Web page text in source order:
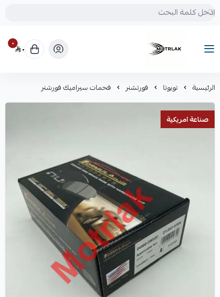
Motrlak
٠ ٠
الرئيسية تويوتا فورتشنر فحمات سيراميك فورشنر
صناعة امريكية